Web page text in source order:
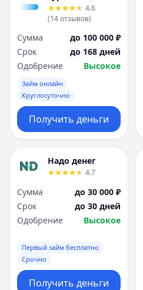
4.6
(14отзывов)
Сумма
до 100 000 ₽
Срок
до 168 дней
Одобрение
Высокое
Займ онлайн
Круглосуточно
Получить деньги
Надо денег
4.7
Сумма
до 30 000 ₽
Срок
до 30 дней
Одобрение
Высокое
Первый займ бесплатно
Срочно
Получить деньги